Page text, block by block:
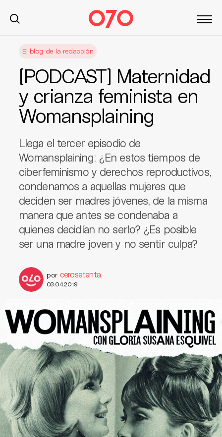
El blog de la redacción
[PODCAST] Maternidad
y crianza feminista en
Womansplaining
Llega el tercer episodio de
Womansplaining: ¿En estos tiempos de
ciberfeminismo y derechos reproductivos,
condenamos a aquellas mujeres que
deciden ser madres jóvenes, de la misma
manera que antes se condenaba a
quienes decidían no serlo? ¿Es posible
ser una madre joven y no sentir culpa?
por cerosetenta
03.04.2019